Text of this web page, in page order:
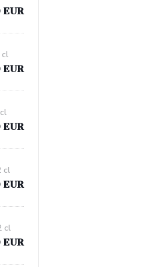
EUR
EUR
EUR
cl
EUR
cl